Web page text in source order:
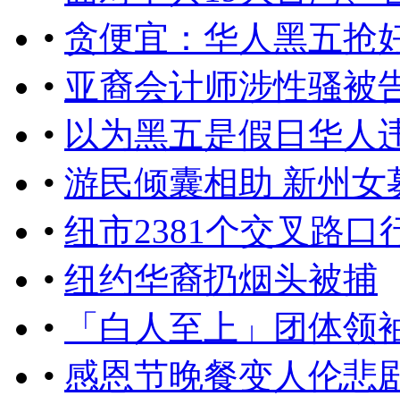
• 贪便宜：华人黑五抢
• 亚裔会计师涉性骚被
• 以为黑五是假日华人
• 游民倾囊相助 新州女
• 纽市2381个交叉路口
• 纽约华裔扔烟头被捕
•
「白人至上」团体
• 感恩节晚餐变人伦悲